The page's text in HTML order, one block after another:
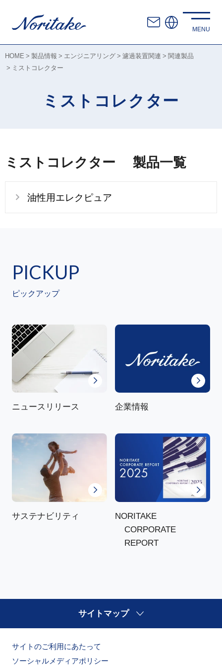
HOME 製品情報 エンジニアリング 濾過装置関連
関連製品
ミストコレクター
ミストコレクター
ミストコレクター 製品一覧
油性用エレクピュア
PICKUP
ピックアップ
ニュースリリース 企業情報
サステナビリティ
NORITAKE
CORPORATE
REPORT
サイトマップ
サイトのご利用にあたって
ソーシャルメディアポリシー